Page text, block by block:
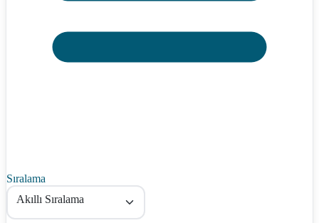
Sıralama
Akıllı Sıralama